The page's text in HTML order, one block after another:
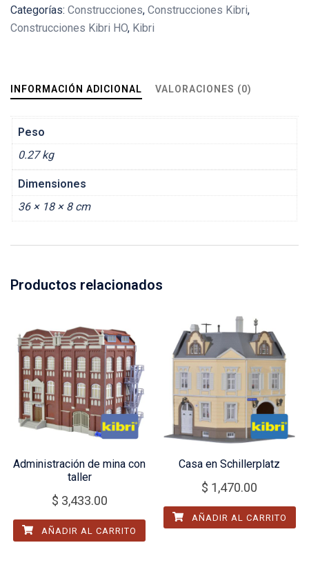
Categorías: Construcciones, Construcciones Kibri,
Construcciones Kibri HO, Kibri
INFORMACIÓN ADICIONAL VALORACIONES (0)
Peso
0.27 kg
Dimensiones
36 × 18 × 8 cm
Productos relacionados
Administración de mina con
taller
$ 3,433.00
AÑADIR AL CARRITO
Casa en Schillerplatz
$ 1,470.00
AÑADIR AL CARRITO